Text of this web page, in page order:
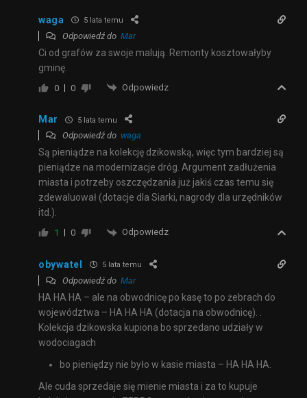
waga 5 lata temu
Odpowiedź do Mar
Ci od grafów za swoje malują. Remonty kosztowałyby
gminę.
0 0 Odpowiedz
Mar 5 lata temu
Odpowiedź do waga
Są pieniądze na kolekcję dzikowską, więc tym bardziej są
pieniądze na modernizacje dróg. Argument zadłużenia
miasta i potrzeby oszczędzania już jakiś czas temu się
zdewaluował (dotacje dla Siarki, nagrody dla urzędników
itd.).
1 0 Odpowiedz
obywatel 5 lata temu
Odpowiedź do Mar
HA HA HA – ale na obwodnicę po kasę to po żebrach do
województwa – HA HA HA (dotacja na obwodnicę). .
Kolekcja dzikowska kupiona bo sprzedano udziały w
wodociagach
bo pieniędzy nie było w kasie miasta – HA HA HA.
Ale cuda sprzedaje się mienie miasta i za to kupuje